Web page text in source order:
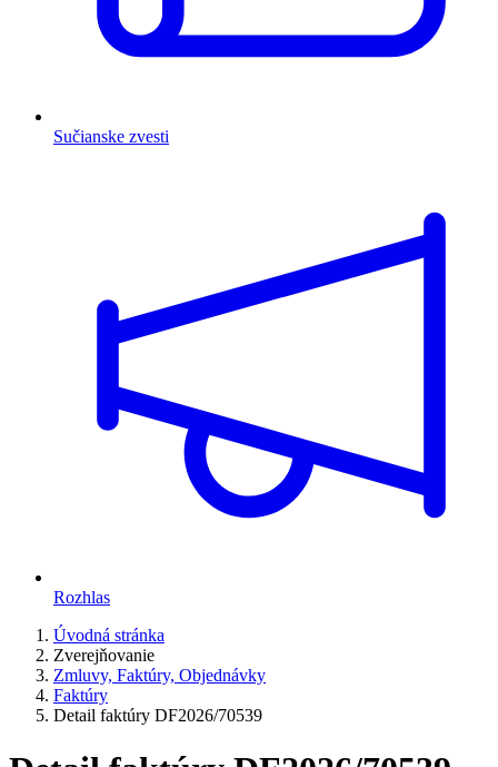
Sučianske zvesti
Rozhlas
Úvodná stránka
Zverejňovanie
Zmluvy, Faktúry, Objednávky
Faktúry
Detail faktúry DF2026/70539